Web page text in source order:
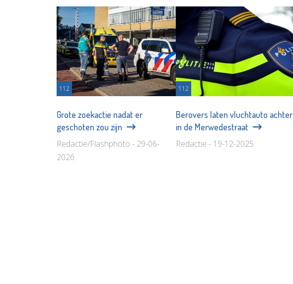
112
Grote zoekactie nadat er
geschoten zou zijn
Redactie/Flashphoto - 29-06-
2026
112
Berovers laten vluchtauto achter
in de Merwedestraat
Redactie - 19-12-2025